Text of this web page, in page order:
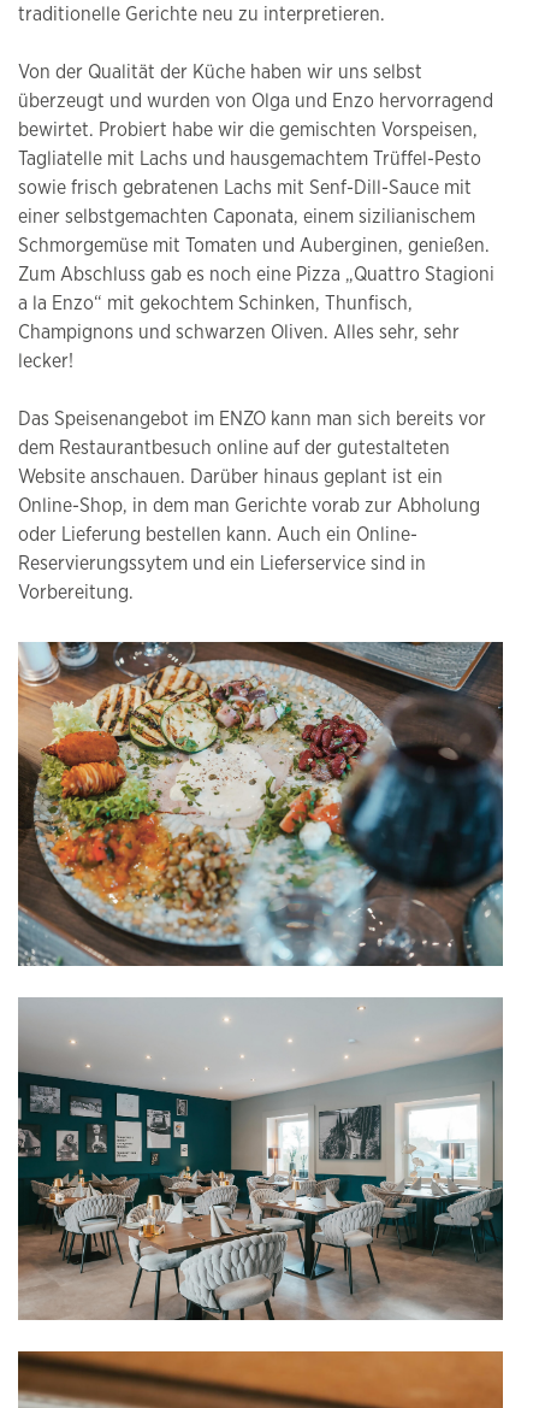
traditionelle Gerichte neu zu interpretieren.
Von der Qualität der Küche haben wir uns selbst
überzeugt und wurden von Olga und Enzo hervorragend
bewirtet. Probiert habe wir die gemischten Vorspeisen,
Tagliatelle mit Lachs und hausgemachtem Trüffel-Pesto
sowie frisch gebratenen Lachs mit Senf-Dill-Sauce mit
einer selbstgemachten Caponata, einem sizilianischem
Schmorgemüse mit Tomaten und Auberginen, genießen.
Zum Abschluss gab es noch eine Pizza „Quattro Stagioni
a la Enzo“ mit gekochtem Schinken, Thunfisch,
Champignons und schwarzen Oliven. Alles sehr, sehr
lecker!
Das Speisenangebot im ENZO kann man sich bereits vor
dem Restaurantbesuch online auf der gutestalteten
Website anschauen. Darüber hinaus geplant ist ein
Online-Shop, in dem man Gerichte vorab zur Abholung
oder Lieferung bestellen kann. Auch ein Online-
Reservierungssytem und ein Lieferservice sind in
Vorbereitung.